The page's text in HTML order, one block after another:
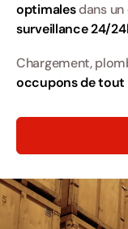
optimalesdans un
surveillance 24/
Chargement,
occupons de tout